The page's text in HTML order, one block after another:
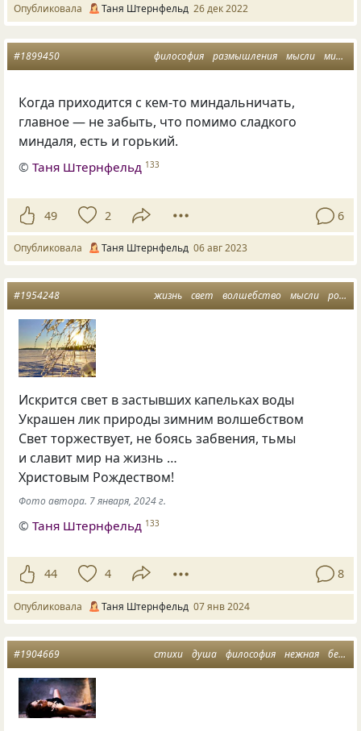
Опубликовала Таня Штернфельд 26 дек 2022
философия размышления мысли миндаль
#1899450
Когда приходится с кем-то миндальничать,
главное — не забыть, что помимо сладкого
миндаля, есть и горький.
©Таня Штернфельд 133
49 2 6
Опубликовала Таня Штернфельд 06 авг 2023
жизнь свет волшебство мысли рождество
#1954248
Искрится свет в застывших капельках воды
Украшен лик природы зимним волшебством
Свет торжествует, не боясь забвения, тьмы
и славит мир на жизнь …
Христовым Рождеством!
Фото автора. 7 января, 2024 г.
©Таня Штернфельд 133
44 4 8
Опубликовала Таня Штернфельд 07 янв 2024
стихи душа философия нежная бессмертие души
#1904669